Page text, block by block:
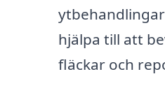
hjälpa till att
fläckar och